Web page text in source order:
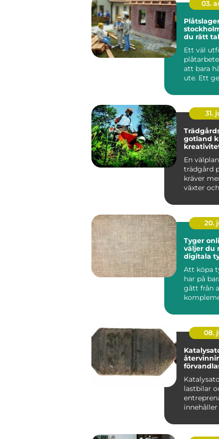
03.
stockholm så
du rätt
Ett väl
att bara
ute. Ett
fasad...
31.
gotland kunskap,
En
trädgård
kräver
växter
salt ...
20.
Tyger
väljer du
digitala
Att köpa
har på
gått från
08.
återvinning
lastbilar